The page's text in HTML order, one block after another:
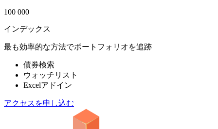
100 000
インデックス
最も効率的な方法でポートフォリオを追跡
債券検索
ウォッチリスト
Excelアドイン
アクセスを申し込む